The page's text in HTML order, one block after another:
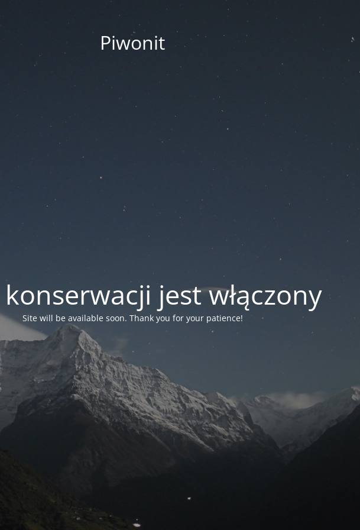
Piwonit
jest włączony
Site will be available soon. Thank you for your patience!